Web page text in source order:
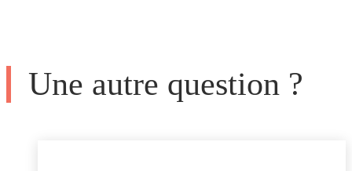
Une autre question ?